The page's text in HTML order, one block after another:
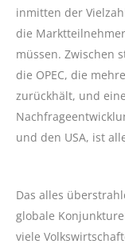
inmitten der
die
müssen. Zwischen
die OPEC, die
zurückhält, und
und den USA, ist
Das alles
globale
viele